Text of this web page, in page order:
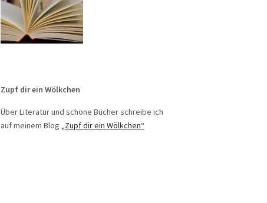
Zupf dir ein Wölkchen
Über Literatur und schöne Bücher schreibe ich
auf meinem Blog
„Zupf dir ein Wölkchen“